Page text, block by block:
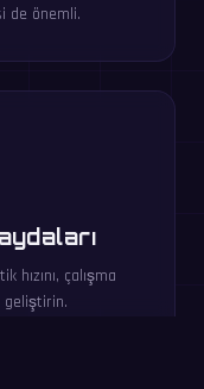
de önemli.
çalışma
geliştirin.